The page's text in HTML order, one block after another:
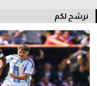
كرة يد
كرة طائرة
الوطن العربي
في المونديال
نرشح لكم